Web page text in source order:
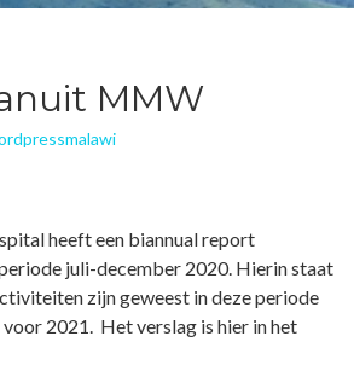
MMW
heeft een biannual report
juli-december 2020. Hierin staat
zijn geweest in deze periode
voor 2021. Het verslag is hier in het